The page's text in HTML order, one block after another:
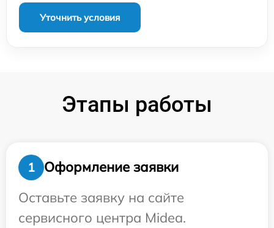
Уточнить условия
Этапы работы
1
Оформление заявки
Оставьте заявку на сайте
сервисного центра Midea.